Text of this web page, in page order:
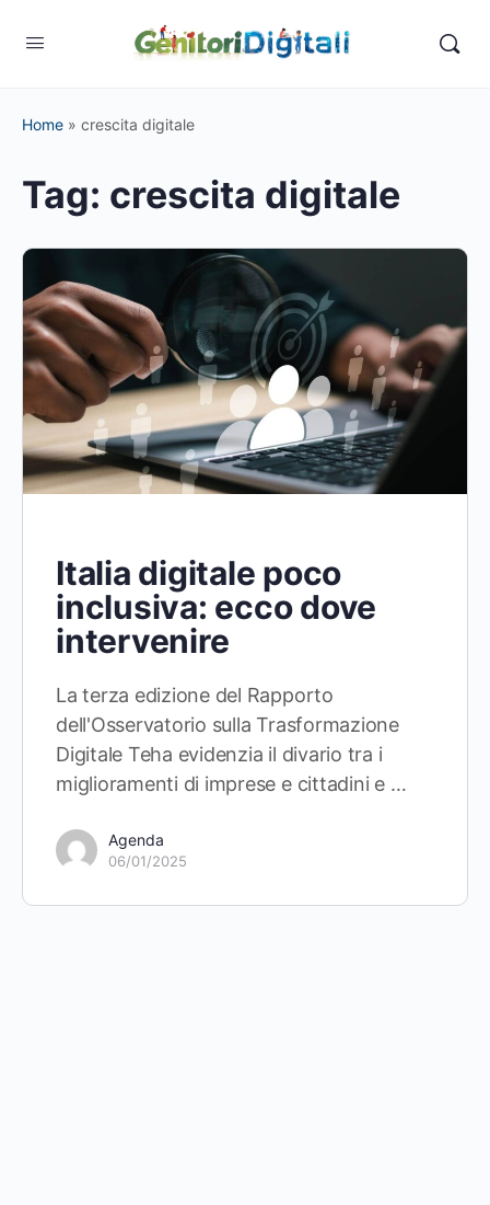
Home » crescita digitale
Tag: crescita digitale
Italia digitale poco
inclusiva: ecco dove
intervenire
La terza edizione del Rapporto
dell'Osservatorio sulla Trasformazione
Digitale Teha evidenzia il divario tra i
miglioramenti di imprese e cittadini e …
Agenda
06/01/2025